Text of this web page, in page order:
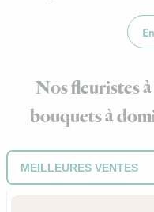
Nos fleuristes
bouquets à